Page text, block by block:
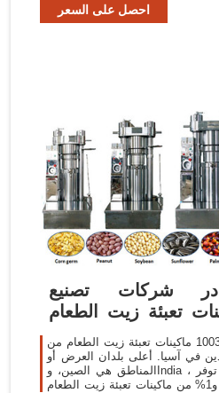
احصل على السعر
شركات تصنيع
تعبئة زيت الطعام
وماكينات تعبئة
هناك 1003 ماكينات تعبئة زيت الطعام من
في آسيا. أعلى بلدان العرض أو
المناطق هي الصين، وIndia ، والتي توفر
98%، و1% من ماكينات تعبئة زيت الطعام